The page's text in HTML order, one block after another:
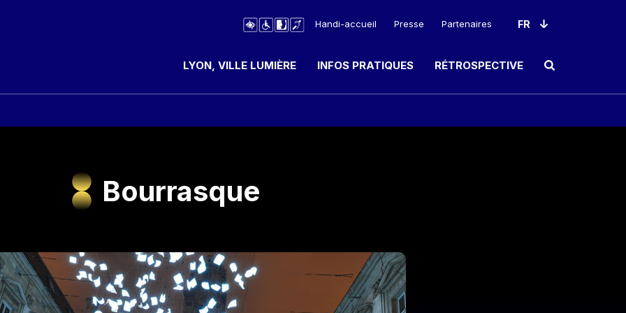
Handi-accueil Presse Partenaires
LYON, VILLE LUMIÈRE INFOS PRATIQUES RÉTROSPECTIVE Ouvrir le champ de
Bourrasque